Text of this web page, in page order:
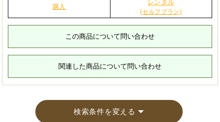
購入
レンタル
(セルフプラン)
この商品について問い合わせ
関連した商品について問い合わせ
検索条件を変える